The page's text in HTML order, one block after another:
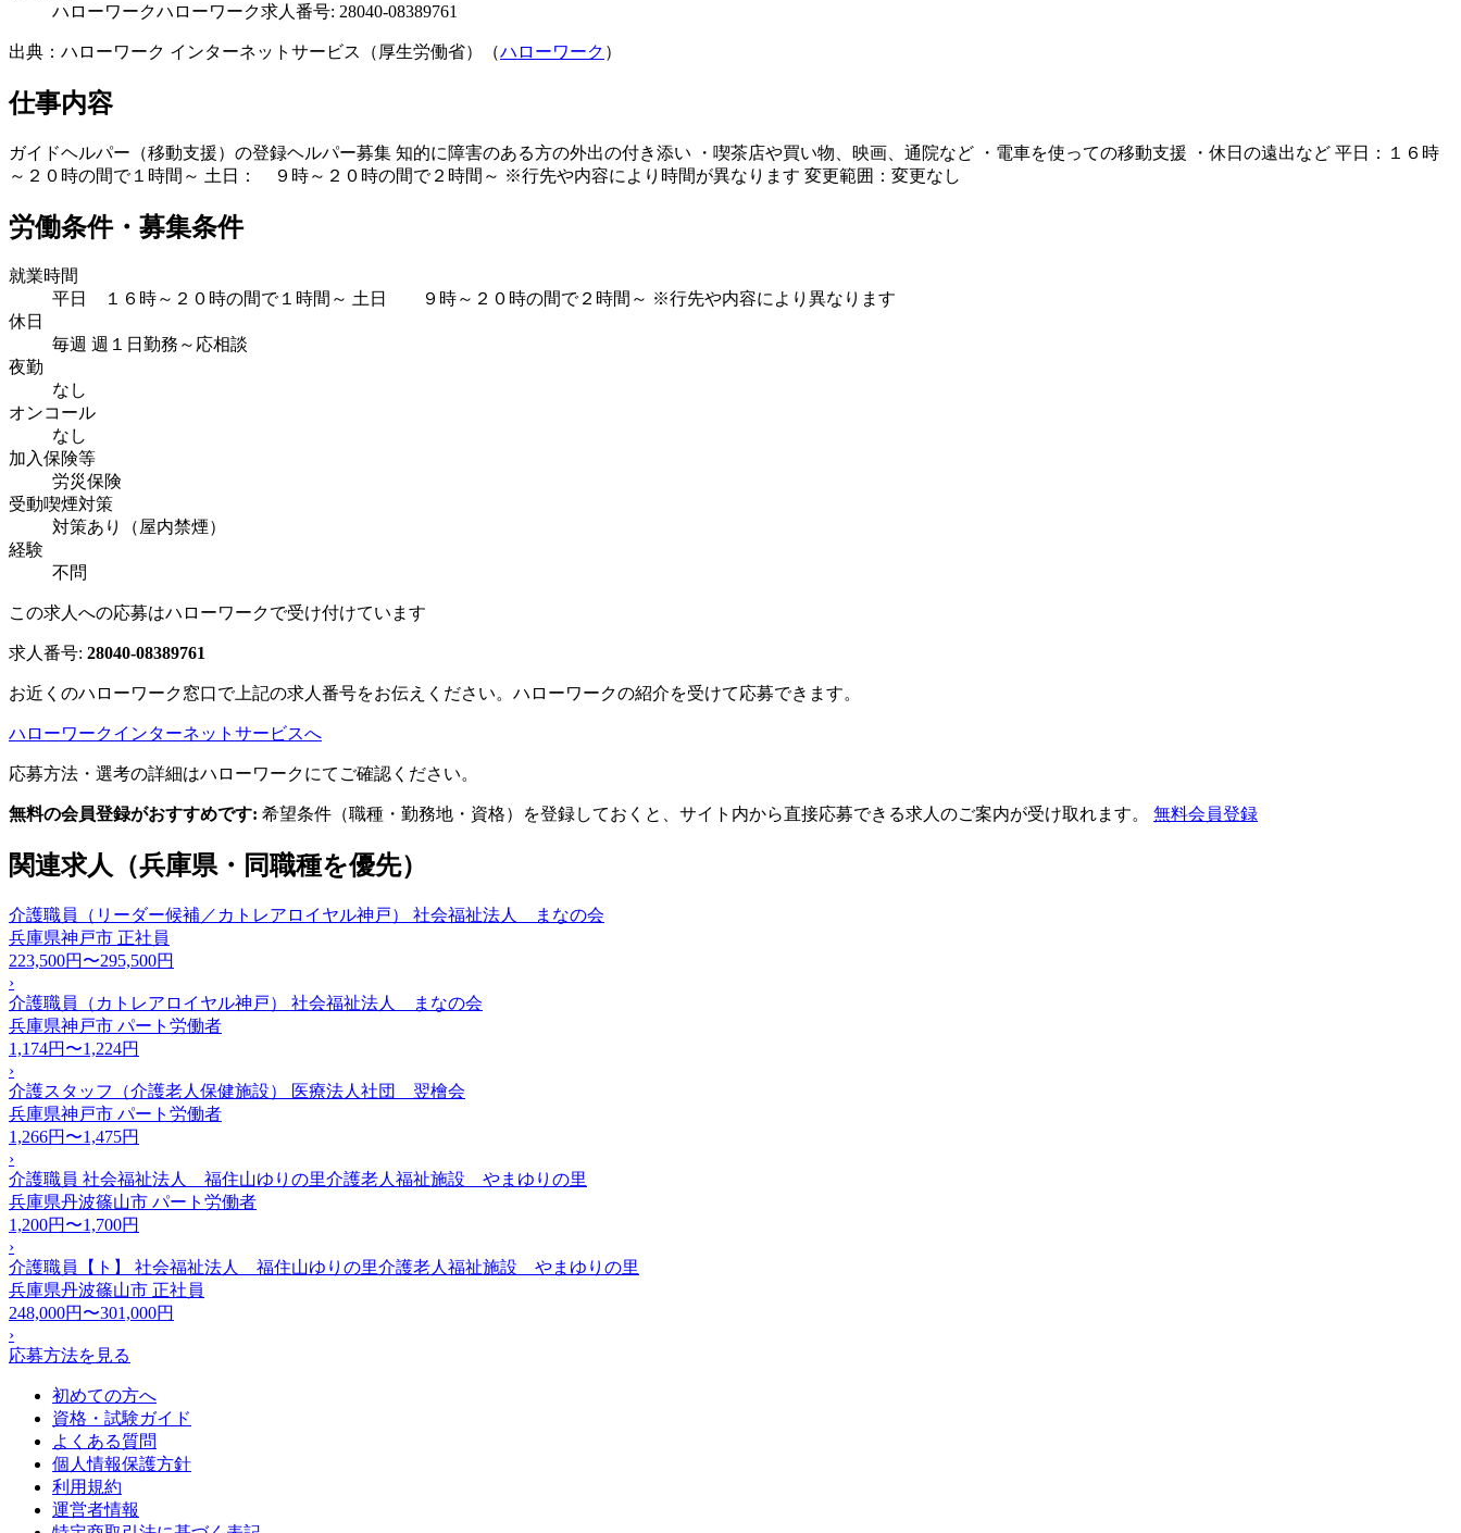
ハローワークハローワーク求人番号: 28040-08389761
出典：ハローワーク インターネットサービス（厚生労働省）（ハローワーク ）
仕事内容
ガイドヘルパー（移動支援）の登録ヘルパー募集 知的に障害のある方の外出の付き添い ・喫茶店や買い物、映画、通院など ・電車を使っての移動支援 ・休日の遠出など 平日：１６時
～２０時の間で１時間～ 土日： ９時～２０時の間で２時間～ ※行先や内容により時間が異なります 変更範囲：変更なし
労働条件・募集条件
就業時間
平日 １６時～２０時の間で１時間～ 土日 ９時～２０時の間で２時間～ ※行先や内容により異なります
休日
毎週 週１日勤務～応相談
夜勤
なし
オンコール
なし
加入保険等
労災保険
受動喫煙対策
対策あり（屋内禁煙）
経験
不問
この求人への応募はハローワークで受け付けています
求人番号: 28040-08389761
お近くのハローワーク窓口で上記の求人番号をお伝えください。ハローワークの紹介を受けて応募できます。
ハローワークインターネットサービスへ
応募方法・選考の詳細はハローワークにてご確認ください。
無料の会員登録がおすすめです: 希望条件（職種・勤務地・資格）を登録しておくと、サイト内から直接応募できる求人のご案内が受け取れます。 無料会員登録
関連求人（兵庫県・同職種を優先）
介護職員（リーダー候補／カトレアロイヤル神戸） 社会福祉法人 まなの会
兵庫県神戸市 正社員
223,500円〜295,500円
›
介護職員（カトレアロイヤル神戸） 社会福祉法人 まなの会
兵庫県神戸市 パート労働者
1,174円〜1,224円
›
介護スタッフ（介護老人保健施設） 医療法人社団 翌檜会
兵庫県神戸市 パート労働者
1,266円〜1,475円
›
介護職員 社会福祉法人 福住山ゆりの里介護老人福祉施設 やまゆりの里
兵庫県丹波篠山市 パート労働者
1,200円〜1,700円
›
介護職員【ト】 社会福祉法人 福住山ゆりの里介護老人福祉施設 やまゆりの里
兵庫県丹波篠山市 正社員
248,000円〜301,000円
›
応募方法を見る
初めての方へ
資格・試験ガイド
よくある質問
個人情報保護方針
利用規約
運営者情報